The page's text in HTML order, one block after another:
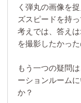
く弾丸の画像を
ズスピードを持
考えでは、答え
を撮影したかった
もう一つの疑問
ーションルーム
か？